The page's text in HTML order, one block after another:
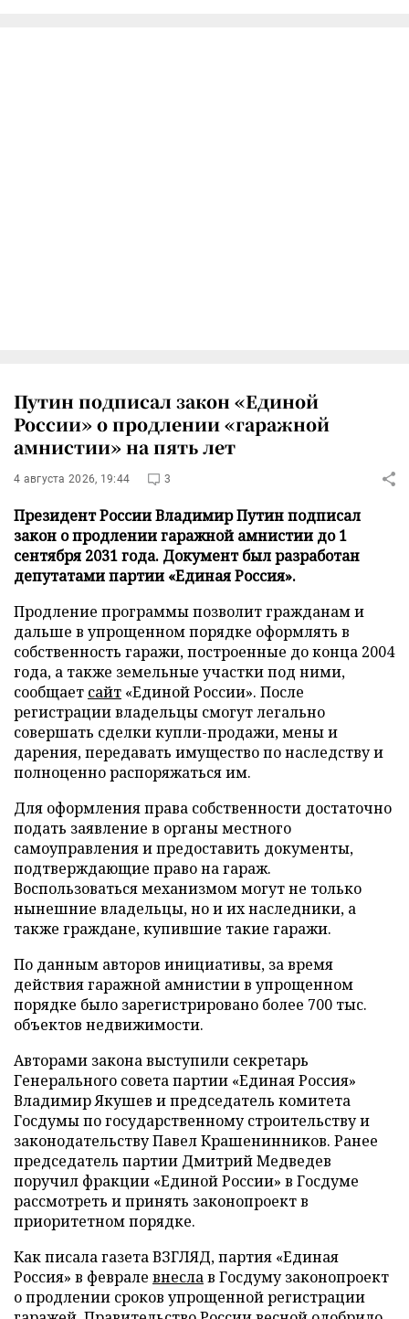
Путин подписал закон «Единой
России» о продлении «гаражной
амнистии» на пять лет
4 августа 2026, 19:44 3
Президент России Владимир Путин подписал
закон о продлении гаражной амнистии до 1
сентября 2031 года. Документ был разработан
депутатами партии «Единая Россия».
Продление программы позволит гражданам и
дальше в упрощенном порядке оформлять в
собственность гаражи, построенные до конца 2004
года, а также земельные участки под ними,
сообщает сайт «Единой России». После
регистрации владельцы смогут легально
совершать сделки купли-продажи, мены и
дарения, передавать имущество по наследству и
полноценно распоряжаться им.
Для оформления права собственности достаточно
подать заявление в органы местного
самоуправления и предоставить документы,
подтверждающие право на гараж.
Воспользоваться механизмом могут не только
нынешние владельцы, но и их наследники, а
также граждане, купившие такие гаражи.
По данным авторов инициативы, за время
действия гаражной амнистии в упрощенном
порядке было зарегистрировано более 700 тыс.
объектов недвижимости.
Авторами закона выступили секретарь
Генерального совета партии «Единая Россия»
Владимир Якушев и председатель комитета
Госдумы по государственному строительству и
законодательству Павел Крашенинников. Ранее
председатель партии Дмитрий Медведев
поручил фракции «Единой России» в Госдуме
рассмотреть и принять законопроект в
приоритетном порядке.
Как писала газета ВЗГЛЯД, партия «Единая
Россия» в феврале внеслав Госдуму законопроект
о продлении сроков упрощенной регистрации